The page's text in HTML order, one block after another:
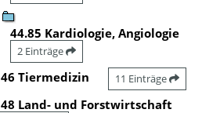
44.85 Kardiologie, Angiologie
2 Einträge
46 Tiermedizin 11 Einträge
48 Land- und Forstwirtschaft